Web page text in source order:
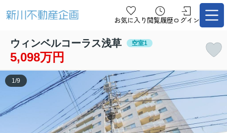
お気に入り 閲覧履歴ログイン
ウィンベルコーラス浅草 空室1
5,098万円
1 /9